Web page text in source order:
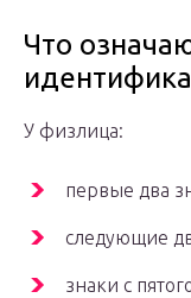
Что
У физлица:
первые два
следующие
знаки с